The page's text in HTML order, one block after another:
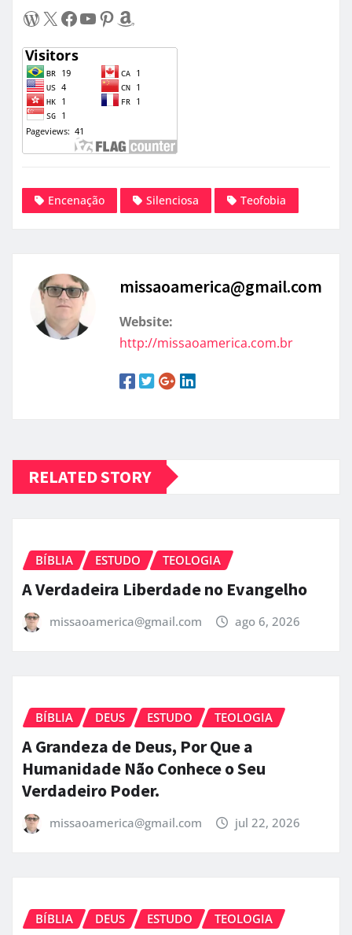
WordPress X Facebook Youtube Pinterest Amazon
Encenação Silenciosa Teofobia
missaoamerica@gmail.com
Website:
http://missaoamerica.com.br
RELATED STORY
BÍBLIA ESTUDO TEOLOGIA
A Verdadeira Liberdade no Evangelho
missaoamerica@gmail.com ago 6, 2026
BÍBLIA DEUS ESTUDO TEOLOGIA
A Grandeza de Deus, Por Que a
Humanidade Não Conhece o Seu
Verdadeiro Poder.
missaoamerica@gmail.com jul 22, 2026
BÍBLIA DEUS ESTUDO TEOLOGIA